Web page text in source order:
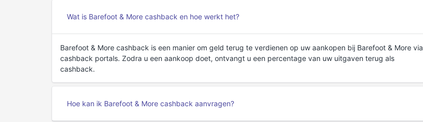
Wat is Barefoot & More cashback en hoe werkt het?
Barefoot & More cashback is een manier om geld terug te verdienen op uw aankopen bij Barefoot & More via
cashback portals. Zodra u een aankoop doet, ontvangt u een percentage van uw uitgaven terug als
cashback.
Hoe kan ik Barefoot & More cashback aanvragen?